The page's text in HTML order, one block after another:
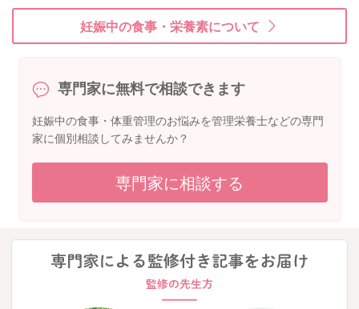
妊娠中の食事・栄養素について
専門家に無料で相談できます
妊娠中の食事・体重管理のお悩みを管理栄養士などの専門
家に個別相談してみませんか？
専門家に相談する